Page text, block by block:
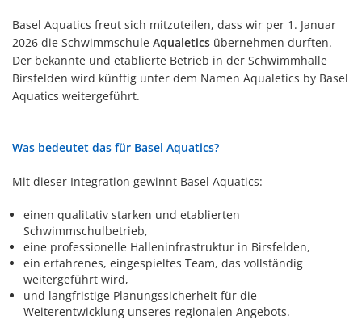
Basel Aquatics freut sich mitzuteilen, dass wir per 1. Januar
2026 die Schwimmschule Aqualetics übernehmen durften.
Der bekannte und etablierte Betrieb in der Schwimmhalle
Birsfelden wird künftig unter dem Namen Aqualetics by Basel
Aquatics weitergeführt.
Was bedeutet das für Basel Aquatics?
Mit dieser Integration gewinnt Basel Aquatics:
einen qualitativ starken und etablierten
Schwimmschulbetrieb,
eine professionelle Halleninfrastruktur in Birsfelden,
ein erfahrenes, eingespieltes Team, das vollständig
weitergeführt wird,
und langfristige Planungssicherheit für die
Weiterentwicklung unseres regionalen Angebots.